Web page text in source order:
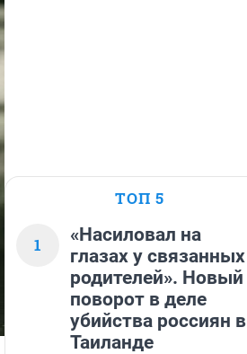
ТОП 5
1
«Насиловал на
глазах у связанных
родителей». Новый
поворот в деле
убийства россиян в
Таиланде